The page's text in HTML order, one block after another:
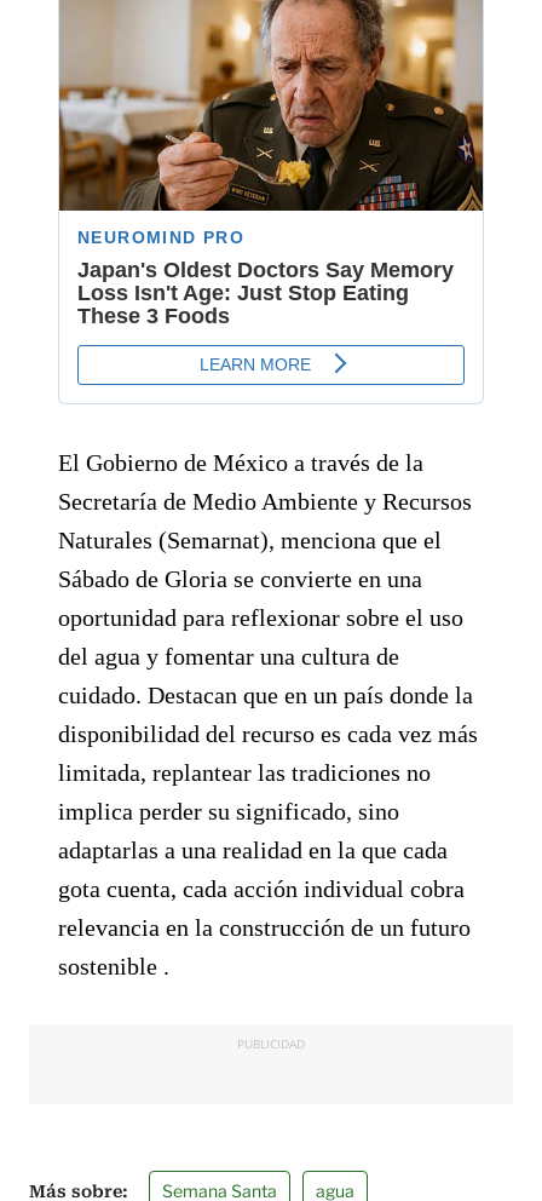
El Gobierno de México a través de la
Secretaría de Medio Ambiente y Recursos
Naturales (Semarnat), menciona que el
Sábado de Gloria se convierte en una
oportunidad para reflexionar sobre el uso
del agua y fomentar una cultura de
cuidado. Destacan que en un país donde la
disponibilidad del recurso es cada vez más
limitada, replantear las tradiciones no
implica perder su significado, sino
adaptarlas a una realidad en la que cada
gota cuenta, cada acción individual cobra
relevancia en la construcción de un futuro
sostenible .
PUBLICIDAD
Semana Santa agua